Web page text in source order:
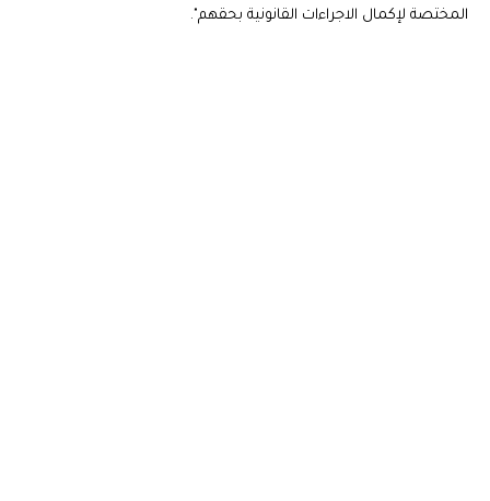
المختصة لإكمال الاجراءات القانونية بحقهم".